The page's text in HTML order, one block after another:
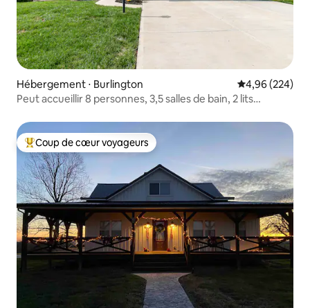
Hébergement ⋅ Burlington Évaluation
4,96 (224)
Peut accueillir 8 personnes, 3,5 salles de bain, 2 lits
Coups de cœur voyageurs les plus appréciés
Coup de cœur voyageurs